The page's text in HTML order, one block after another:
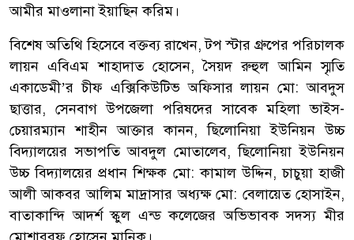
আমীর মাওলানা ইয়াছিন করিম।
বিশেষ অতিথি হিসেবে বক্তব্য রাখেন, টপ স্টার গ্রুপের পরিচালক
লায়ন এবিএম শাহাদাত হোসেন, সৈয়দ রুহুল আমিন স্মৃতি
একাডেমী’র চীফ এক্সিকিউটিভ অফিসার লায়ন মো: আবদুস
ছাত্তার, সেনবাগ উপজেলা পরিষদের সাবেক মহিলা ভাইস-
চেয়ারম্যান শাহীন আক্তার কানন, ছিলোনিয়া ইউনিয়ন উচ্চ
বিদ্যালয়ের সভাপতি আবদুল মোতালেব, ছিলোনিয়া ইউনিয়ন
উচ্চ বিদ্যালয়ের প্রধান শিক্ষক মো: কামাল উদ্দিন, চাচুয়া হাজী
আলী আকবর আলিম মাদ্রাসার অধ্যক্ষ মো: বেলায়েত হোসাইন,
বাতাকান্দি আদর্শ স্কুল এন্ড কলেজের অভিভাবক সদস্য মীর